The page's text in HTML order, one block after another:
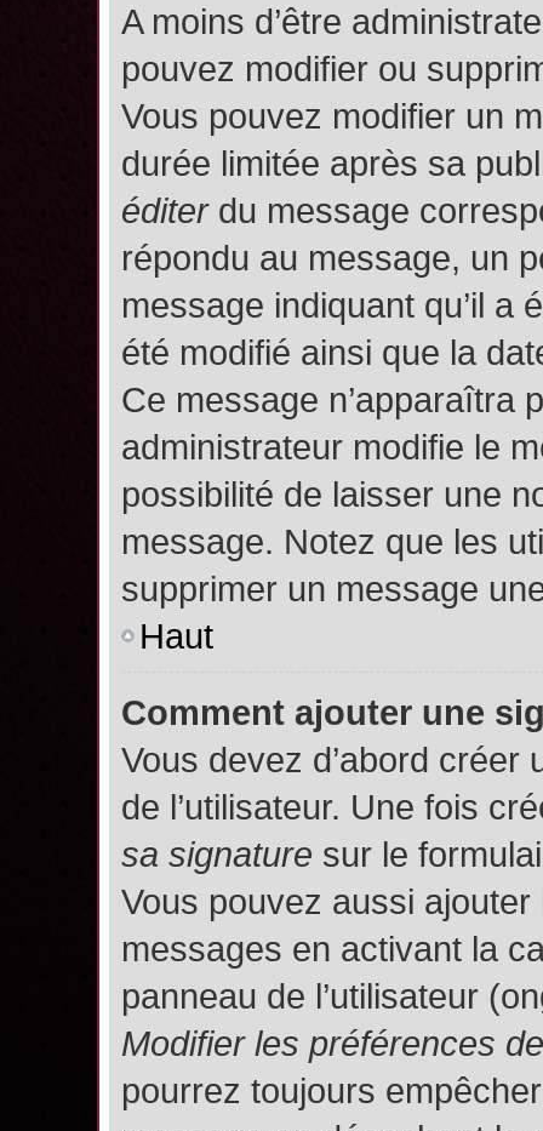
A moins d’être
pouvez modifier ou
Vous pouvez modifier un
durée limitée après sa
éditerdu message
répondu au message, un
message indiquant qu’il a
été modifié ainsi que la
Ce message n’apparaîtra
administrateur modifie le
possibilité de laisser une
message. Notez que les
supprimer un message
Haut
Comment ajouter une
Vous devez d’abord
de l’utilisateur. Une fois
sa signature sur le
Vous pouvez aussi
messages en activant la
panneau de l’utilisateur
Modifier les préférences
pourrez toujours